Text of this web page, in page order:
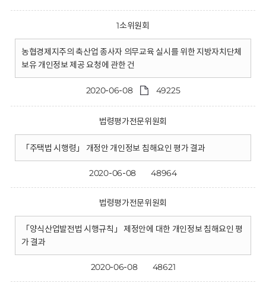
1소위원회
농협경제지주의 축산업 종사자 의무교육 실시를 위한 지방자치단체
보유 개인정보 제공 요청에 관한 건
2020-06-08 49225
법령평가전문위원회
「주택법 시행령」 개정안 개인정보 침해요인 평가 결과
2020-06-08 48964
법령평가전문위원회
「양식산업발전법 시행규칙」 제정안에 대한 개인정보 침해요인 평
가 결과
2020-06-08 48621